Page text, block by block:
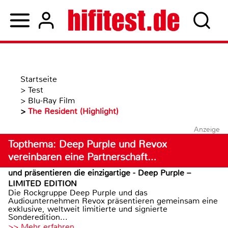
Startseite
> Test
> Blu-Ray Film
> The Resident (Highlight)
Anzeige
Topthema: Deep Purple und Revox
vereinbaren eine Partnerschaft…
und präsentieren die einzigartige - Deep Purple –
LIMITED EDITION
Die Rockgruppe Deep Purple und das
Audiounternehmen Revox präsentieren gemeinsam eine
exklusive, weltweit limitierte und signierte
Sonderedition...